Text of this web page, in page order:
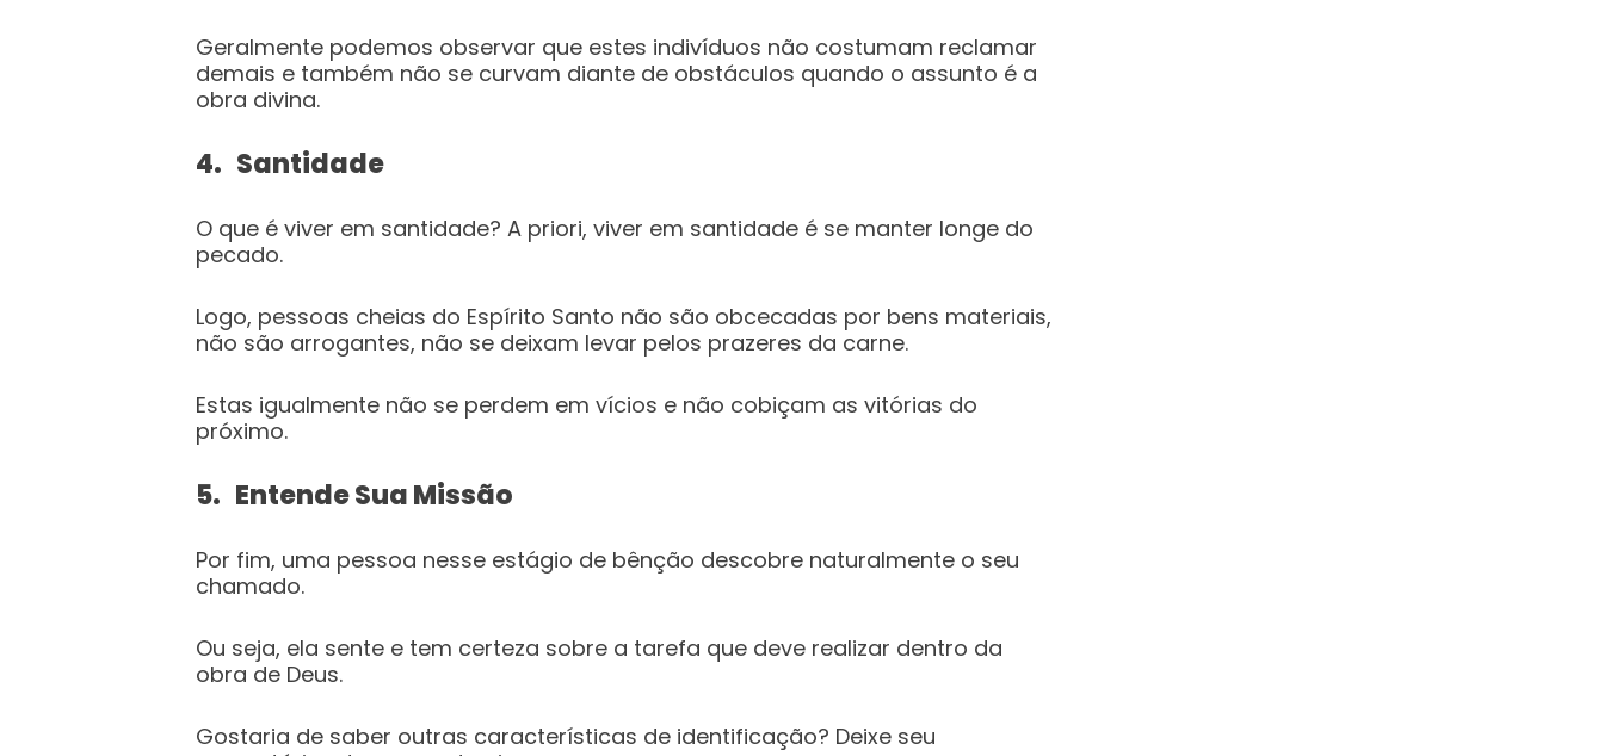
Geralmente podemos observar que estes indivíduos não costumam reclamar
demais e também não se curvam diante de obstáculos quando o assunto é a
obra divina.
4. Santidade
O que é viver em santidade? A priori, viver em santidade é se manter longe do
pecado.
Logo, pessoas cheias do Espírito Santo não são obcecadas por bens materiais,
não são arrogantes, não se deixam levar pelos prazeres da carne.
Estas igualmente não se perdem em vícios e não cobiçam as vitórias do
próximo.
5. Entende Sua Missão
Por fim, uma pessoa nesse estágio de bênção descobre naturalmente o seu
chamado.
Ou seja, ela sente e tem certeza sobre a tarefa que deve realizar dentro da
obra de Deus.
Gostaria de saber outras características de identificação? Deixe seu